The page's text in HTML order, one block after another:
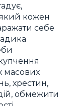
кожен
себе
масових
хрестин,
обмежити